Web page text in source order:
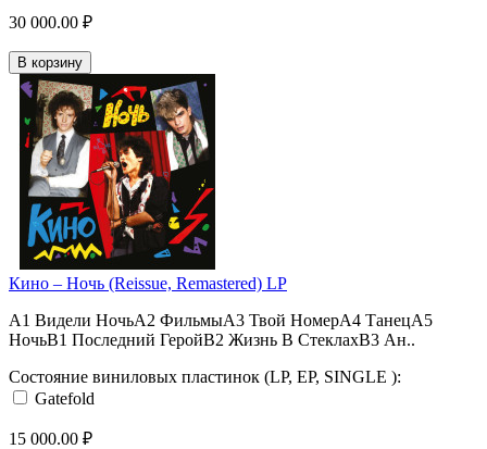
30 000.00 ₽
В корзину
Кино ‎– Ночь (Reissue, Remastered) LP
A1 Видели НочьA2 ФильмыA3 Твой НомерA4 ТанецA5
НочьB1 Последний ГеройB2 Жизнь В СтеклахB3 Ан..
Состояние виниловых пластинок (LP, EP, SINGLE ):
Gatefold
15 000.00 ₽